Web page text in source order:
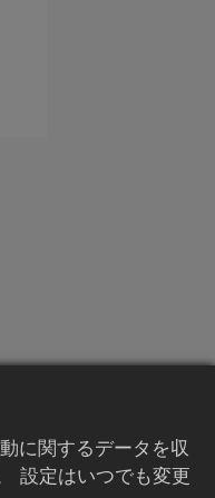
に関するデータを収
設定はいつでも変更